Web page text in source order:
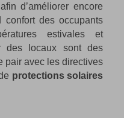
d’améliorer encore
des occupants
estivales et
des locaux sont des
pair avec les directives
protections solaires